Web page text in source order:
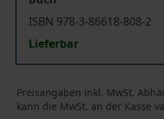
ISBN 978-3-86618-808-2
Lieferbar
Preisangaben inkl. MwSt.
kann die MwSt. an der Kasse